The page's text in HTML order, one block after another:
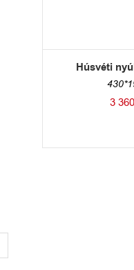
Húsvéti
3